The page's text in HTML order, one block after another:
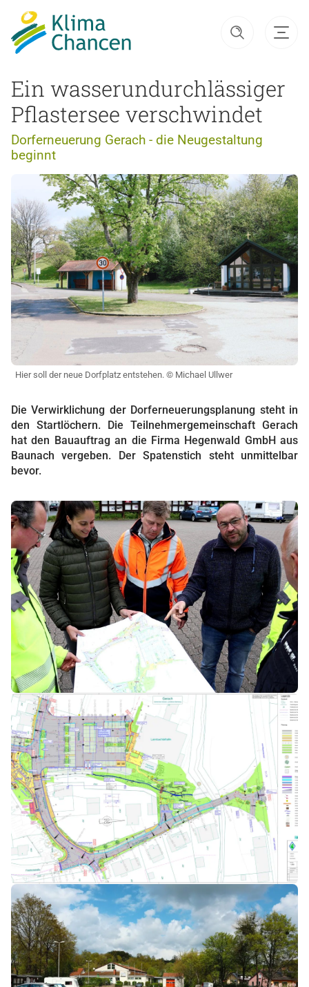
Ein wasserundurchlässiger
Pflastersee verschwindet
Dorferneuerung Gerach - die Neugestaltung
beginnt
Hier soll der neue Dorfplatz entstehen. © Michael Ullwer
Die Verwirklichung der Dorferneuerungsplanung steht in
den Startlöchern. Die Teilnehmergemeinschaft Gerach
hat den Bauauftrag an die Firma Hegenwald GmbH aus
Baunach vergeben. Der Spatenstich steht unmittelbar
bevor.